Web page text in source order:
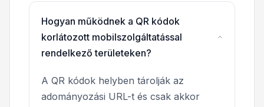
Hogyan működnek a QR kódok
korlátozott mobilszolgáltatással
rendelkező területeken?
A QR kódok helyben tárolják az
adományozási URL-t és csak akkor